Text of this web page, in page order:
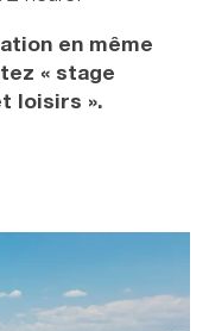
en même
« stage
loisirs ».